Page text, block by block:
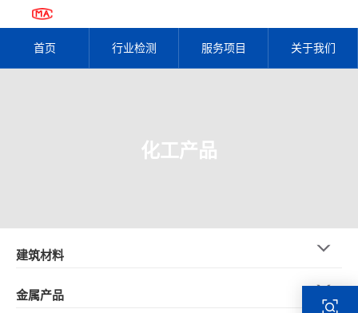
首页 行业检测 服务项目 关于我们
化工产品
建筑材料
金属产品